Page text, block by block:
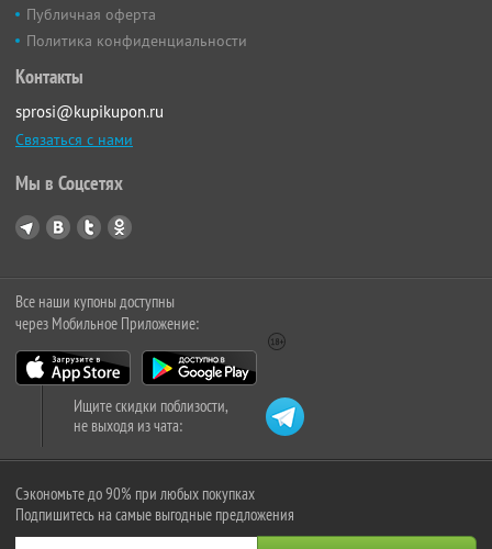
Публичная оферта
Политика конфиденциальности
Контакты
sprosi@kupikupon.ru
Связаться с нами
Мы в Соцсетях
Все наши купоны доступны
через Мобильное Приложение:
Ищите скидки поблизости,
не выходя из чата:
Сэкономьте до 90% при любых покупках
Подпишитесь на самые выгодные предложения